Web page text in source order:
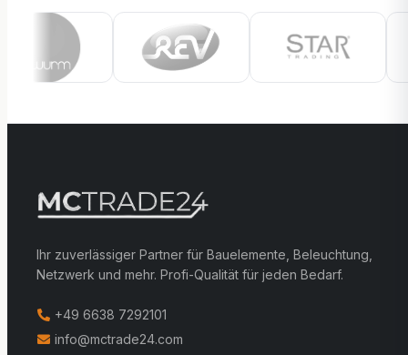
Ihr zuverlässiger Partner für Bauelemente, Beleuchtung,
Netzwerk und mehr. Profi-Qualität für jeden Bedarf.
+49 6638 7292101
info@mctrade24.com